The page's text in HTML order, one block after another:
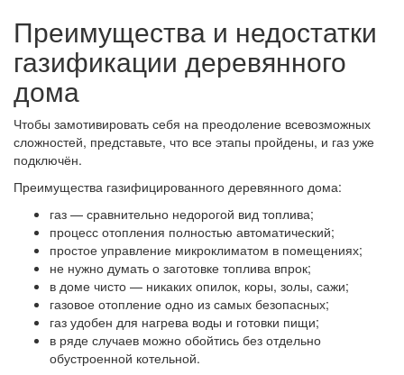
Преимущества и недостатки
газификации деревянного
дома
Чтобы замотивировать себя на преодоление всевозможных
сложностей, представьте, что все этапы пройдены, и газ уже
подключён.
Преимущества газифицированного деревянного дома:
газ — сравнительно недорогой вид топлива;
процесс отопления полностью автоматический;
простое управление микроклиматом в помещениях;
не нужно думать о заготовке топлива впрок;
в доме чисто — никаких опилок, коры, золы, сажи;
газовое отопление одно из самых безопасных;
газ удобен для нагрева воды и готовки пищи;
в ряде случаев можно обойтись без отдельно
обустроенной котельной.